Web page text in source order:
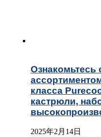
Ознакомьтесь
класса
кастрюли,
2025年2月14日